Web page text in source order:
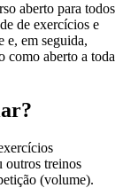
aberto para todos
de exercícios e
e, em seguida,
como aberto a toda
outros treinos
(volume).